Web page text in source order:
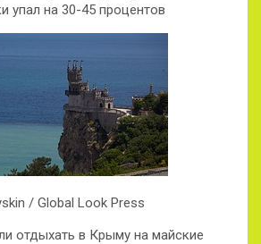
упал на 30-45 процентов
/ Global Look Press
отдыхать в Крыму на майские